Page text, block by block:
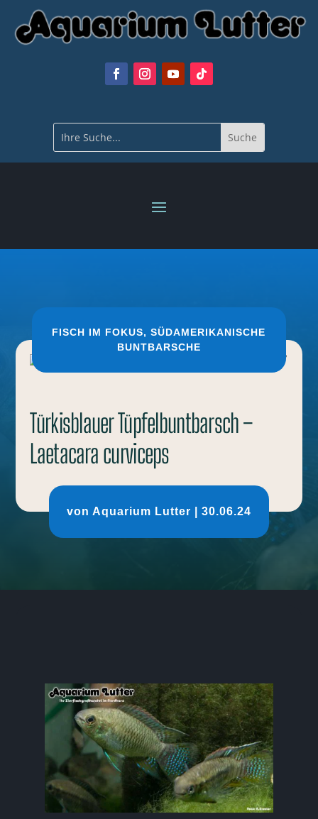
FISCH IM FOKUS,SÜDAMERIKANISCHE
BUNTBARSCHE
Türkisblauer Tüpfelbuntbarsch –
Laetacara curviceps
von Aquarium Lutter 30.06.24